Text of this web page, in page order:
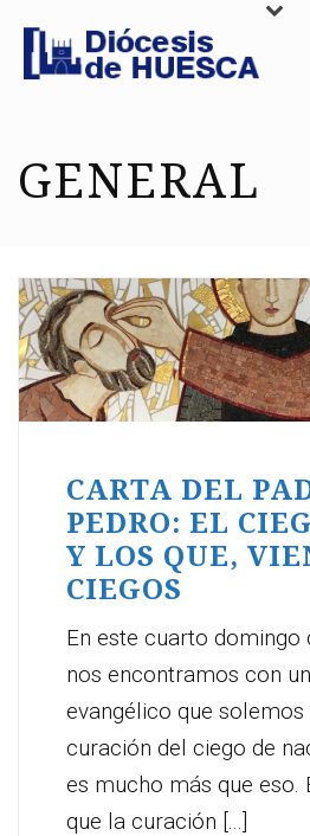
GENERAL
CARTA DEL
PEDRO: EL
Y LOS QUE,
CIEGOS
En este cuarto domingo
nos encontramos con
evangélico que
curación del ciego de
es mucho más que eso.
que la curación [...]